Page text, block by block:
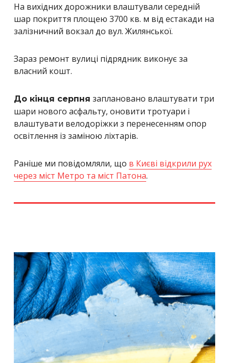
На вихідних дорожники влаштували середній
шар покриття площею 3700 кв. м від естакади на
залізничний вокзал до вул. Жилянської.
Зараз ремонт вулиці підрядник виконує за
власний кошт.
До кінця серпня заплановано влаштувати три
шари нового асфальту, оновити тротуари і
влаштувати велодоріжки з перенесенням опор
освітлення із заміною ліхтарів.
Раніше ми повідомляли, що в Києві відкрили рух
через міст Метро та міст Патона.